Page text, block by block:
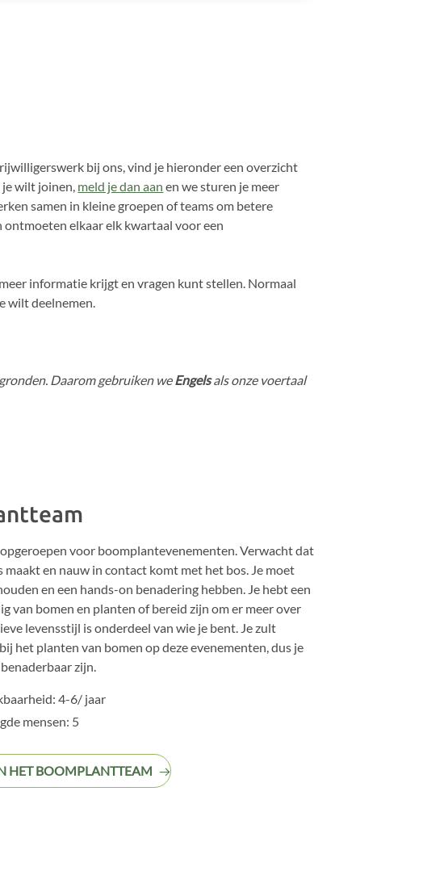
bij ons, vind je hieronder een overzicht
je wilt joinen, meld je dan aan en we sturen je meer
samen in kleine groepen of teams om betere
ontmoeten elkaar elk kwartaal voor een
informatie krijgt en vragen kunt stellen. Normaal
wilt deelnemen.
Daarom gebruiken weEngelsals onze voertaal
voor boomplantevenementen. Verwacht dat
maakt en nauw in contact komt met het bos. Je moet
en een hands-on benadering hebben. Je hebt een
van bomen en planten of bereid zijn om er meer over
levensstijl is onderdeel van wie je bent. Je zult
het planten van bomen op deze evenementen, dus je
zijn.
4-6/ jaar
mensen: 5
HET BOOMPLANTTEAM